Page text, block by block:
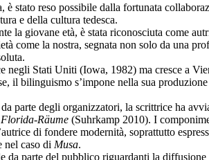
stato reso possibile dalla fortunata
e della cultura tedesca.
la giovane età, è stata riconosciuta come
come la nostra, segnata non solo da una
negli Stati Uniti (Iowa, 1982) ma cresce a
il bilinguismo s’impone nella sua
parte degli organizzatori, la scrittrice ha
Florida-Räume (Suhrkamp 2010). I
di fondere modernità, soprattutto
nel caso di Musa.
parte del pubblico riguardanti la